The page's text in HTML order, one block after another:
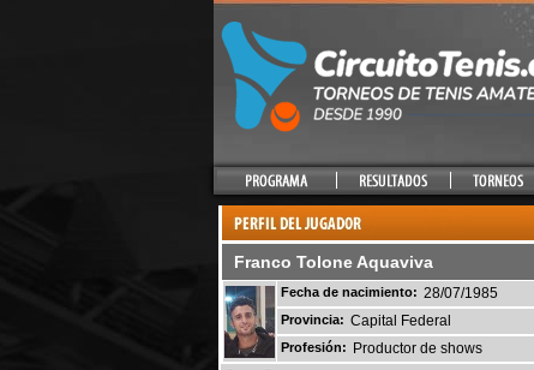
Franco Tolone Aquaviva
Fecha de nacimiento: 28/07/1985
Provincia: Capital Federal
Profesión: Productor de shows